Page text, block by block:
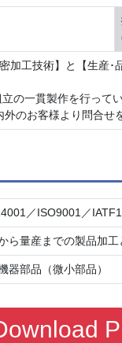
加工技術】と【生産･
の一貫製作を行ってい
のお客様より問合せ
／ISO9001／
ら量産までの製品加工
器部品（微小部品）